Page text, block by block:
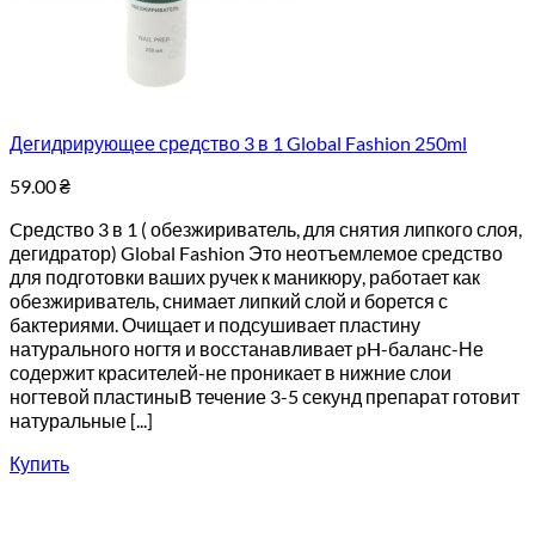
Дегидрирующее средство 3 в 1 Global Fashion 250ml
59.00₴
Cредство 3 в 1 ( обезжириватель, для снятия липкого слоя,
дегидратор) Global Fashion Это неотъемлемое средство
для подготовки ваших ручек к маникюру, работает как
обезжириватель, снимает липкий слой и борется с
бактериями. Очищает и подсушивает пластину
натурального ногтя и восстанавливает pH-баланс-Не
содержит красителей-не проникает в нижние слои
ногтевой пластиныВ течение 3-5 секунд препарат готовит
натуральные [...]
Купить